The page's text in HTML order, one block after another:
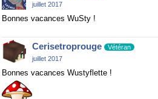
juillet 2017
Bonnes vacances WuSty !
Cerisetroprouge
Vétéran
juillet 2017
Bonnes vacances Wustyflette !